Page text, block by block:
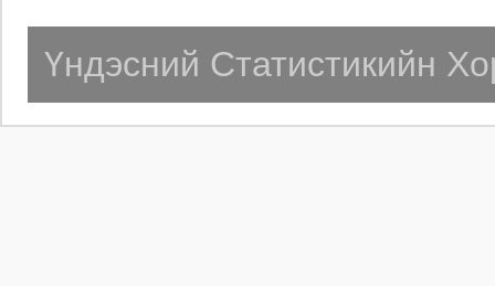
Үндэсний Статистикийн